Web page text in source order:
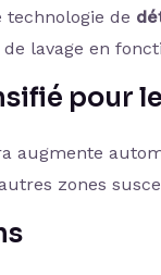
technologie de
lavage en
pour
augmente
zones